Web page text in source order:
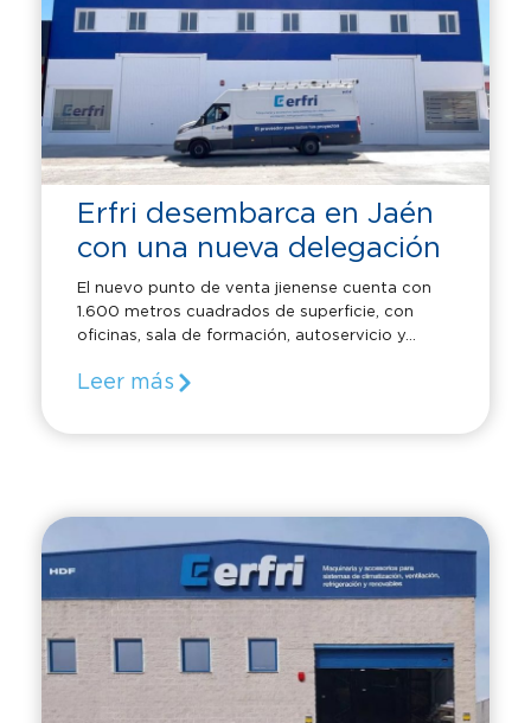
Erfri desembarca en Jaén
con una nueva delegación
El nuevo punto de venta jienense cuenta con
1.600 metros cuadrados de superficie, con
oficinas, sala de formación, autoservicio y...
Leer más